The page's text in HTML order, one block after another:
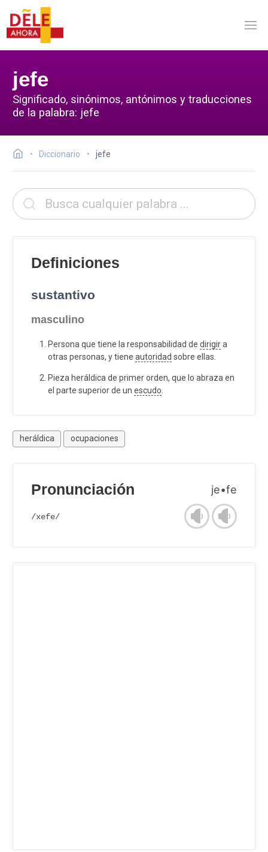
jefe
Significado, sinónimos, antónimos y traducciones
de la palabra: jefe
Diccionario jefe
Definiciones
sustantivo
masculino
Persona que tiene la responsabilidad de dirigira
otras personas, y tiene autoridad sobre ellas.
Pieza heráldica de primer orden, que lo abraza en
el parte superior de un escudo
heráldica ocupaciones
Pronunciación je•fe
/xefe/